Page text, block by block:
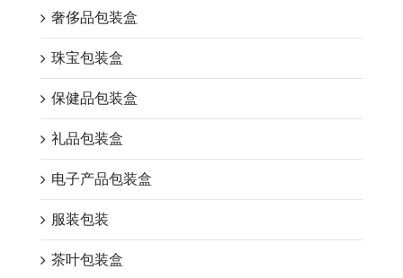
奢侈品包装盒
珠宝包装盒
保健品包装盒
礼品包装盒
电子产品包装盒
服装包装
茶叶包装盒